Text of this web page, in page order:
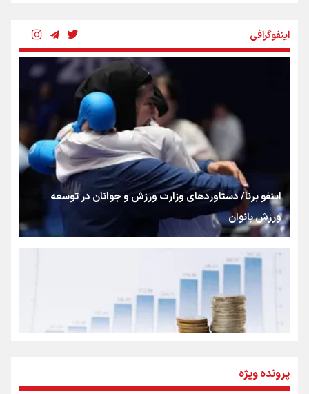
بنزین؛ تدبیری برای حفظ امنیت انرژی
«هورامان»؛ میراثی که جهان را شیفته کرد
شکستگیِ بزرگ؛ روایتِ یک استخوان، یک نسل، یک توهم!
رسانه ملی و حق مردم برای شنیدن صدای رئیس‌جمهوری
روایت ایران از کنار مردم
اینفوگرافی
اینفو برنا/ دستاوردهای وزارت ورزش و جوانان در توسعه
ورزش بانوان
پرونده ویژه